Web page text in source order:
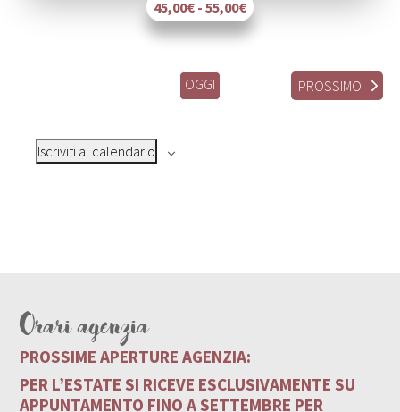
45,00€ - 55,00€
OGGI PROSSIMOEVENTI
Iscriviti al calendario
Orari agenzia
PROSSIME APERTURE AGENZIA:
PER L’ESTATE SI RICEVE ESCLUSIVAMENTE SU
APPUNTAMENTO FINO A SETTEMBRE PER